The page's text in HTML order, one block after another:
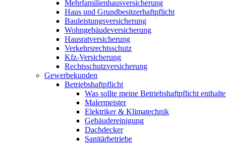
Mehrfamilienhausversicherung
Haus und Grundbesitzerhaftpflicht
Bauleistungsversicherung
Wohngebäudeversicherung
Hausratversicherung
Verkehrsrechtsschutz
Kfz-Versicherung
Rechtsschutzversicherung
Gewerbekunden
Betriebshaftpflicht
Was sollte meine Betriebshaftpflicht
Malermeister
Elektriker & Klimatechnik
Gebäudereinigung
Dachdecker
Sanitärbetriebe